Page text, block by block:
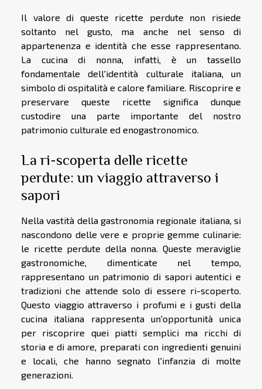
Il valore di queste ricette perdute non risiede
soltanto nel gusto, ma anche nel senso di
appartenenza e identità che esse rappresentano.
La cucina di nonna, infatti, è un tassello
fondamentale dell'identità culturale italiana, un
simbolo di ospitalità e calore familiare. Riscoprire e
preservare queste ricette significa dunque
custodire una parte importante del nostro
patrimonio culturale ed enogastronomico.
La ri-scoperta delle ricette
perdute: un viaggio attraverso i
sapori
Nella vastità della gastronomia regionale italiana, si
nascondono delle vere e proprie gemme culinarie:
le ricette perdute della nonna. Queste meraviglie
gastronomiche, dimenticate nel tempo,
rappresentano un patrimonio di sapori autentici e
tradizioni che attende solo di essere ri-scoperto.
Questo viaggio attraverso i profumi e i gusti della
cucina italiana rappresenta un'opportunità unica
per riscoprire quei piatti semplici ma ricchi di
storia e di amore, preparati con ingredienti genuini
e locali, che hanno segnato l'infanzia di molte
generazioni.